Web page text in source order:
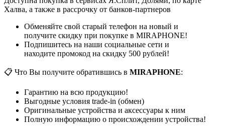
Халва, а также в рассрочку от банков-партнеров
Обменяйте свой старый телефон на новый и
получите скидку при покупке в MIRAPHONE!
Подпишитесь на наши социальные сети и
находите промокод на скидку 500 рублей!
📋 Что Вы получите обратившись в MIRAPHONE:
Гарантию на всю продукцию!
Выгодные условия trade-in (обмен)
Оригинальные устройства и аксессуары к ним
Полную информацию о происхождении устройства!